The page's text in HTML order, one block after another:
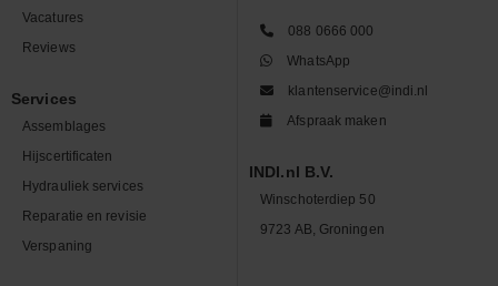
Vacatures
Reviews
Services
Assemblages
Hijscertificaten
Hydrauliek services
Reparatie en revisie
Verspaning
088 0666 000
WhatsApp
klantenservice@indi.nl
Afspraak maken
INDI.nl B.V.
Winschoterdiep 50
9723 AB, Groningen